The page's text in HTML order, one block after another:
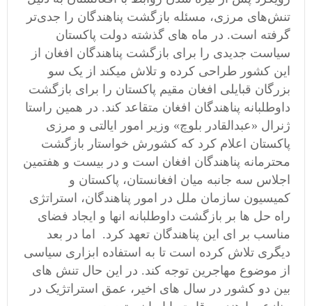
تنش‌های مرزی، مسئله بازگشت پناهندگان را جدی‌تر
گرفته است. در ماه های گذشته دولت پاکستان
سیاست جدیدی را برای بازگشت پناهندگان افغان از
این کشور طراحی کرده و تلاش میکند از یک سو
بزرگان قبایلی افغان مقیم پاکستان را برای بازگشت
داوطلبانه پناهندگان افغان متقاعد کند. در همین راستا
ژنرال «عبدالقادر بلوچ» وزیر امور ایالتی و مرزی
پاکستان اعلام کرد که کشورش خواستار بازگشت
محترمانه پناهندگان افغان است و در بیست و هفتمین
اجلاس سه جانبه میان افغانستان، پاکستان و
کمیسیون سازمان ملل در امور پناهندگان، استراتژی
راه حل ها بر بازگشت داوطلبانه انها و ایجاد فضای
مناسب بر ای این پناهندگان تعهد کرد. اما در بعد
دیگری تلاش کرده است تا به استفاده ابزاری سیاسی
از موضوع مهاجرین توجه کند. در این حال تنش های
بین دو کشور در سال های اخیر، عمق استراتژیک در